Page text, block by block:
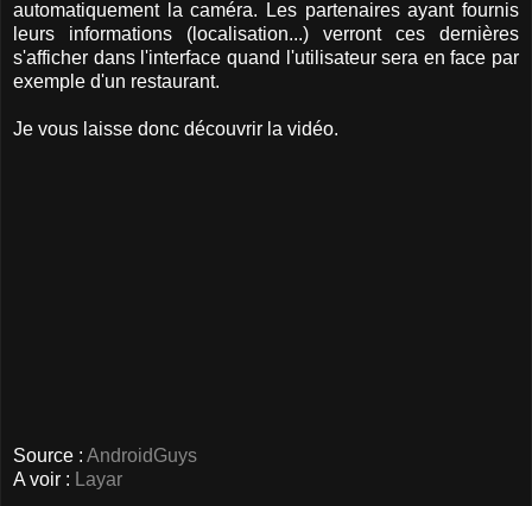
automatiquement la caméra. Les partenaires ayant fournis
leurs informations (localisation...) verront ces dernières
s'afficher dans l'interface quand l'utilisateur sera en face par
exemple d'un restaurant.
Je vous laisse donc découvrir la vidéo.
Source : AndroidGuys
A voir : Layar